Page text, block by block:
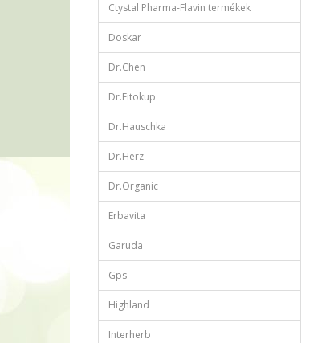
Ctystal Pharma-Flavin termékek
Doskar
Dr.Chen
Dr.Fitokup
Dr.Hauschka
Dr.Herz
Dr.Organic
Erbavita
Garuda
Gps
Highland
Interherb